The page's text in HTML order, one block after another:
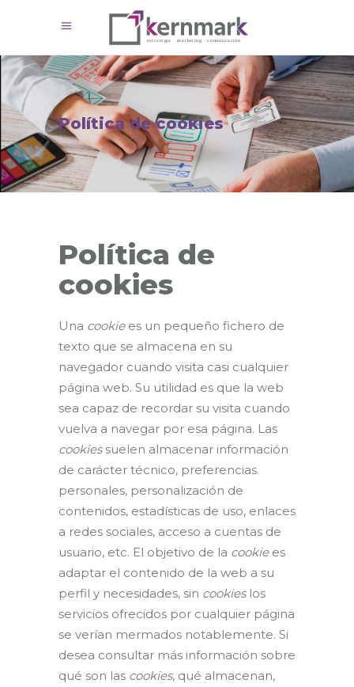
Política de cookies
Política de
cookies
Una cookiees un pequeño fichero de
texto que se almacena en su
navegador cuando visita casi cualquier
página web. Su utilidad es que la web
sea capaz de recordar su visita cuando
vuelva a navegar por esa página. Las
cookiessuelen almacenar información
de carácter técnico, preferencias
personales, personalización de
contenidos, estadísticas de uso, enlaces
a redes sociales, acceso a cuentas de
usuario, etc. El objetivo de la cookiees
adaptar el contenido de la web a su
perfil y necesidades, sin cookieslos
servicios ofrecidos por cualquier página
se verían mermados notablemente. Si
desea consultar más información sobre
qué son las cookies, qué almacenan,